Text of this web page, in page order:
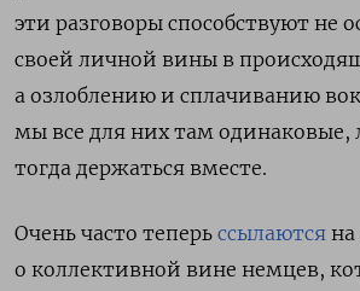
эти разговоры способствуют не
своей личной вины в
а озлоблению и сплачиванию
мы все для них там
тогда держаться вместе.
Очень часто теперь ссылаются на
о коллективной вине немцев,